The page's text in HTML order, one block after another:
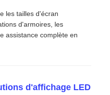
les tailles d'écran
d'armoires, les
assistance complète en
d'affichage LED